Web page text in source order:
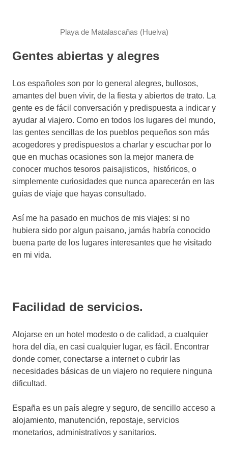
Playa de Matalascañas (Huelva)
Gentes abiertas y alegres
Los españoles son por lo general alegres, bullosos,
amantes del buen vivir, de la fiesta y abiertos de trato. La
gente es de fácil conversación y predispuesta a indicar y
ayudar al viajero. Como en todos los lugares del mundo,
las gentes sencillas de los pueblos pequeños son más
acogedores y predispuestos a charlar y escuchar por lo
que en muchas ocasiones son la mejor manera de
conocer muchos tesoros paisajisticos, históricos, o
simplemente curiosidades que nunca aparecerán en las
guías de viaje que hayas consultado.
Así me ha pasado en muchos de mis viajes: si no
hubiera sido por algun paisano, jamás habría conocido
buena parte de los lugares interesantes que he visitado
en mi vida.
Facilidad de servicios.
Alojarse en un hotel modesto o de calidad, a cualquier
hora del día, en casi cualquier lugar, es fácil. Encontrar
donde comer, conectarse a internet o cubrir las
necesidades básicas de un viajero no requiere ninguna
dificultad.
España es un país alegre y seguro, de sencillo acceso a
alojamiento, manutención, repostaje, servicios
monetarios, administrativos y sanitarios.